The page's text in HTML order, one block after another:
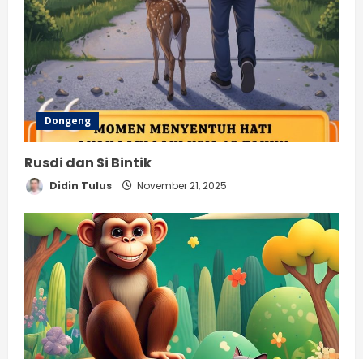
Dongeng
Rusdi dan Si Bintik
Didin Tulus November 21, 2025